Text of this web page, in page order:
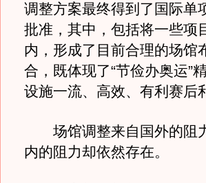
调整方案最终得到了国际单
批准，其中，包括将一些项
内，形成了目前合理的场馆
合，既体现了“节俭办奥运”
设施一流、高效、有利赛后
场馆调整来自国外的阻
内的阻力却依然存在。